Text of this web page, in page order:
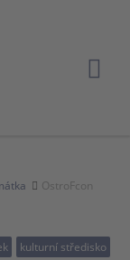
OstroFcon
kulturní středisko